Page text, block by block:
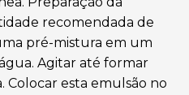
recomendada de
pré-mistura em um
Agitar até formar
Colocar esta emulsão no